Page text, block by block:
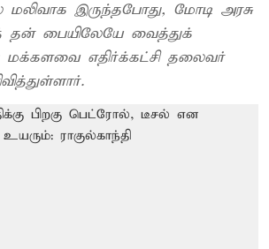
இருந்தபோது, மோடி அரசு
பையிலேயே வைத்துக்
எதிர்க்கட்சி தலைவர்